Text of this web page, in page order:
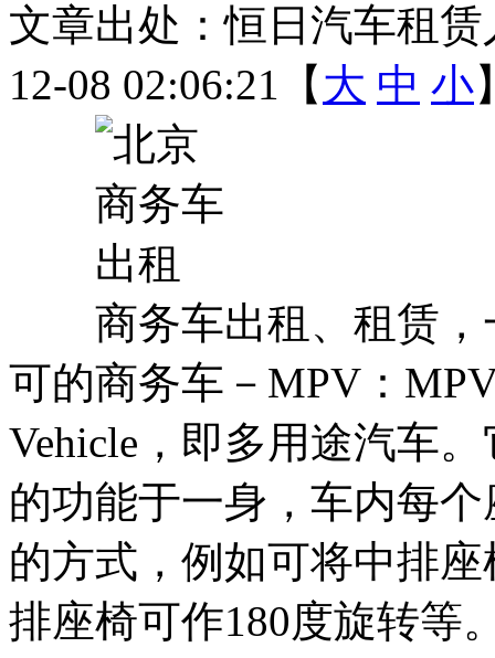
文章出处：恒日汽车租赁
12-08 02:06:21【 大 中 小
商务车出租、租赁，
可的商务车－MPV：
Vehicle，即多用途汽车
的功能于一身，车内每
的方式，例如可将中排
排座椅可作180度旋转等